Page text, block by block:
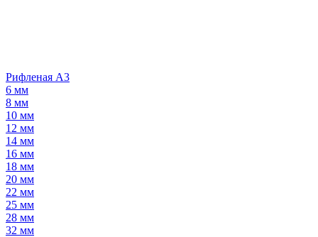
Рифленая А3
6 мм
8 мм
10 мм
12 мм
14 мм
16 мм
18 мм
20 мм
22 мм
25 мм
28 мм
32 мм